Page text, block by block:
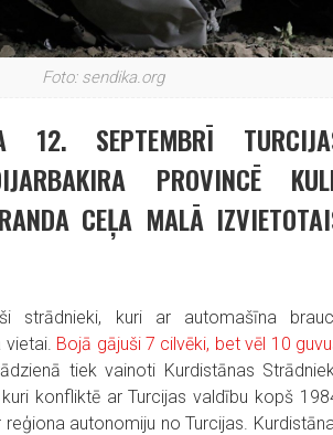
Foto: sendika.org
12. SEPTEMBRĪ
PROVINCĒ
CEĻA MALĀ
strādnieki, kuri ar automašīna
vietai. Bojā gājuši 7 cilvēki, bet vēl 10
tiek vainoti Kurdistānas
konfliktē ar Turcijas valdību kopš
autonomiju no Turcijas.